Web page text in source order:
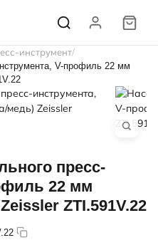
инструмент
V-профиль 22 мм
пресс-
22 мм
ZTI.591V.22